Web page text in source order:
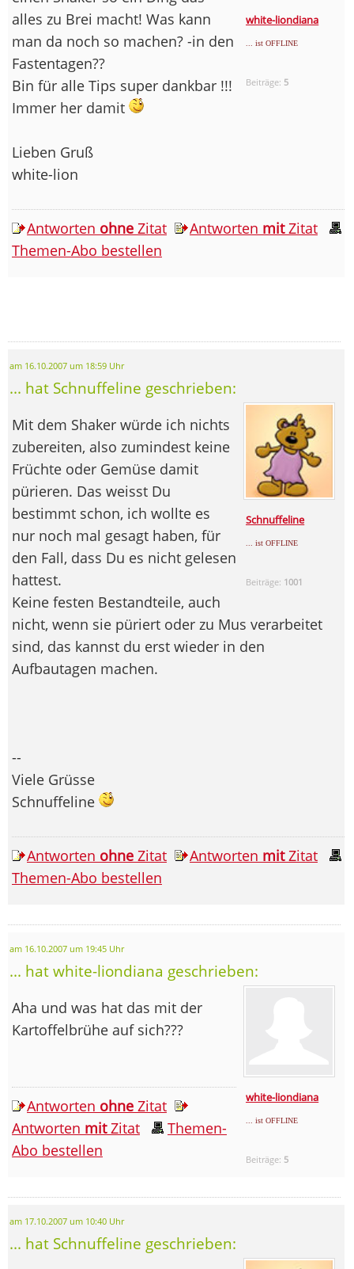
white-liondiana
... ist OFFLINE
Beiträge: 5
alles zu Brei macht! Was kann
man da noch so machen? -in den
Fastentagen??
Bin für alle Tips super dankbar !!!
Immer her damit
Lieben Gruß
white-lion
Antworten ohne Zitat Antworten mitZitat
Themen-Abo bestellen
am 16.10.2007 um 18:59 Uhr
... hat Schnuffeline geschrieben:
Schnuffeline
... ist OFFLINE
Beiträge: 1001
Mit dem Shaker würde ich nichts
zubereiten, also zumindest keine
Früchte oder Gemüse damit
pürieren. Das weisst Du
bestimmt schon, ich wollte es
nur noch mal gesagt haben, für
den Fall, dass Du es nicht gelesen
hattest.
Keine festen Bestandteile, auch
nicht, wenn sie püriert oder zu Mus verarbeitet
sind, das kannst du erst wieder in den
Aufbautagen machen.
--
Viele Grüsse
Schnuffeline
Antworten ohne Zitat Antworten mitZitat
Themen-Abo bestellen
am 16.10.2007 um 19:45 Uhr
... hat white-liondiana geschrieben:
white-liondiana
... ist OFFLINE
Beiträge: 5
Aha und was hat das mit der
Kartoffelbrühe auf sich???
Antworten ohne Zitat
Antworten mitZitat
Themen-
Abo bestellen
am 17.10.2007 um 10:40 Uhr
... hat Schnuffeline geschrieben: